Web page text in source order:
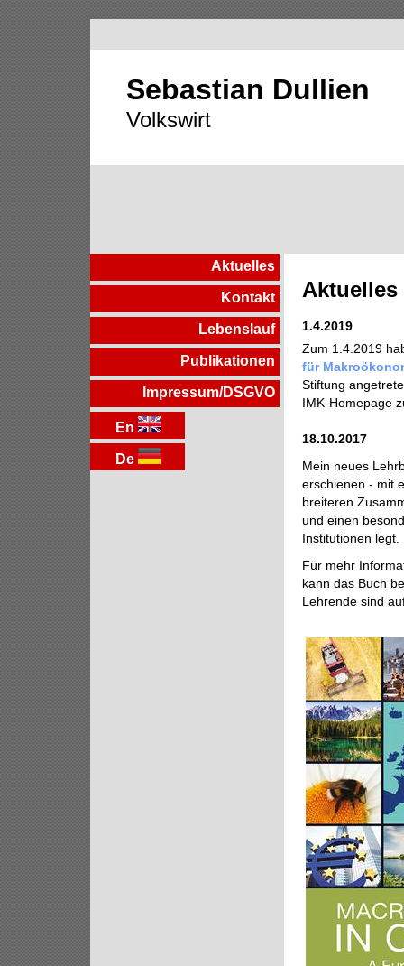
Sebastian Dullien
Volkswirt
Aktuelles
Kontakt
Lebenslauf
Publikationen
Impressum/DSGVO
En
De
Aktuelles
1.4.2019
Zum 1.4.2019
für
Stiftung
IMK-Homepage
18.10.2017
Mein neues
erschienen - mit
breiteren
und einen
Institutionen legt.
Für mehr
kann das Buch
Lehrende sind